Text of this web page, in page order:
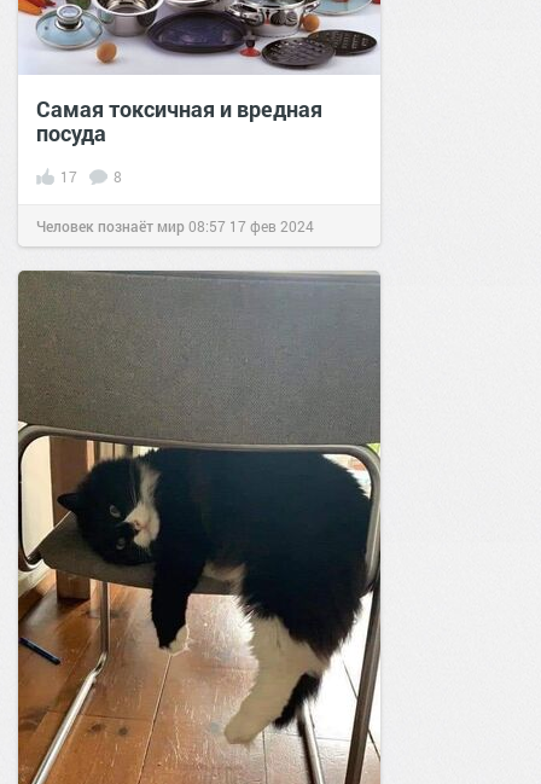
Самая токсичная и вредная
посуда
17 8
Человек познаёт мир08:57 17 фев 2024